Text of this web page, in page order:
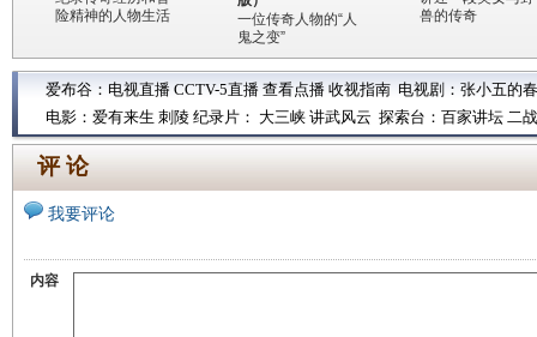
险精神的人物生活
一位传奇人物的“人
鬼之变”
兽的传奇
爱布谷： 电视直播 CCTV-5直播 查看点播 收视指南 电视剧： 张小五的
电影： 爱有来生 刺陵 纪录片： 大三峡 讲武风云 探索台： 百家讲坛 二
评 论
我要评论
内容